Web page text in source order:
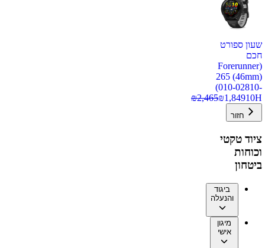
שעון ספורט
חכם
(Forerunner
265 (46mm)
(010-02810-
10H
₪1,849
₪2,465
חזור
ציוד טקטי
וכוחות
ביטחון
ביגוד
והנעלה
מיגון
אישי